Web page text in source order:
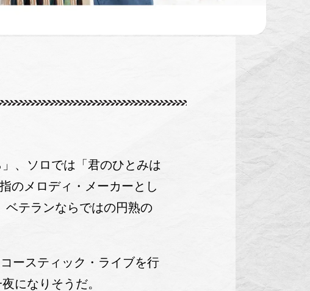
、ソロでは「君のひとみは
のメロディ・メーカーとし
ベテランならではの円熟の
ースティック・ライブを行
になりそうだ。